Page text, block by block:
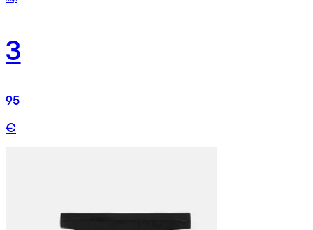
3
95
€